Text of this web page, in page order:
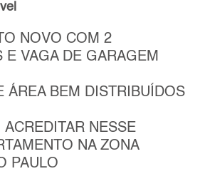
NOVO COM 2
E VAGA DE GARAGEM
ÁREA BEM DISTRIBUÍDOS
NESSE
NA ZONA
PAULO